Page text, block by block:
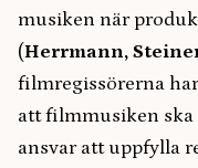
musiken när
(Herrmann,
filmregissörerna
att filmmusiken ska
ansvar att uppfylla